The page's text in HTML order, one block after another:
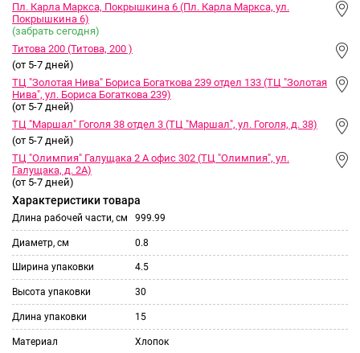
Пл. Карла Маркса, Покрышкина 6 (Пл. Карла Маркса, ул.
Покрышкина 6)
(забрать сегодня)
Титова 200 (Титова, 200 )
(от 5-7 дней)
ТЦ "Золотая Нива" Бориса Богаткова 239 отдел 133 (ТЦ "Золотая
Нива", ул. Бориса Богаткова 239)
(от 5-7 дней)
ТЦ "Маршал" Гоголя 38 отдел 3 (ТЦ "Маршал", ул. Гоголя, д. 38)
(от 5-7 дней)
ТЦ "Олимпия" Галущака 2 А офис 302 (ТЦ "Олимпия", ул.
Галущака, д. 2А)
(от 5-7 дней)
Характеристики товара
Длина рабочей части, см 999.99
Диаметр, см 0.8
Ширина упаковки 4.5
Высота упаковки 30
Длина упаковки 15
Материал Хлопок